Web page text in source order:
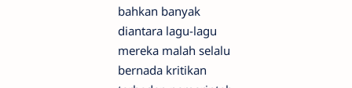
bahkan banyak
diantara lagu-lagu
mereka malah selalu
bernada kritikan